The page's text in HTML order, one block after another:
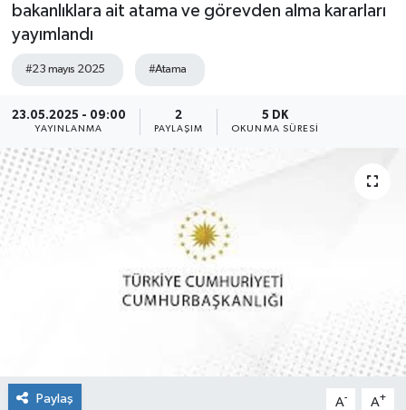
bakanlıklara ait atama ve görevden alma kararları
yayımlandı
#23 mayıs 2025 #Atama
23.05.2025 - 09:00
YAYINLANMA
2
PAYLAŞIM
5 DK
OKUNMA SÜRESI
Paylaş A- A+